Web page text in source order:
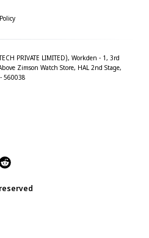
PRIVATE LIMITED), Workden - 1, 3rd
Zimson Watch Store, HAL 2nd Stage,
560038